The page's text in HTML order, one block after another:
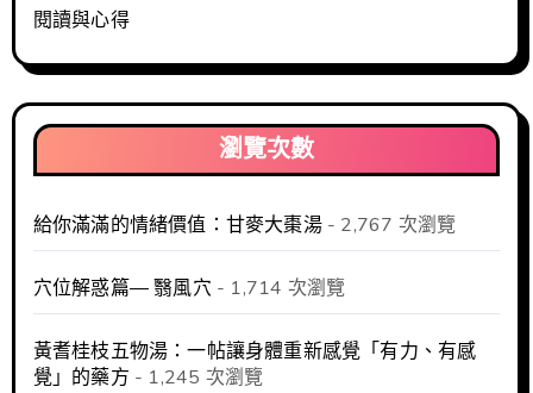
閱讀與心得
瀏覽次數
給你滿滿的情緒價值：甘麥大棗湯- 2,767 次瀏覽
穴位解惑篇— 翳風穴 - 1,714 次瀏覽
黃耆桂枝五物湯：一帖讓身體重新感覺「有力、有感
覺」的藥方 - 1,245 次瀏覽